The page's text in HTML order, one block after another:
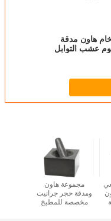
هاون مدقة
عشب التوابل
مجموعة هاون
ومدقة حجر جرانيت
مخصصة للمطبخ